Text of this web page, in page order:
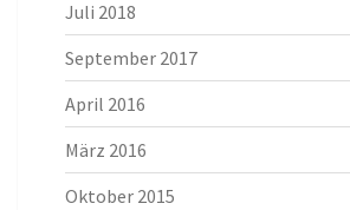
Juli 2018
September 2017
April 2016
März 2016
Oktober 2015